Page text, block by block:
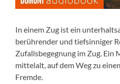
In einem Zug ist ein
berührender und tiefsinniger
Zufallsbegegnung im Zug. Ein
mittelalt, auf dem Weg zu
Fremde.